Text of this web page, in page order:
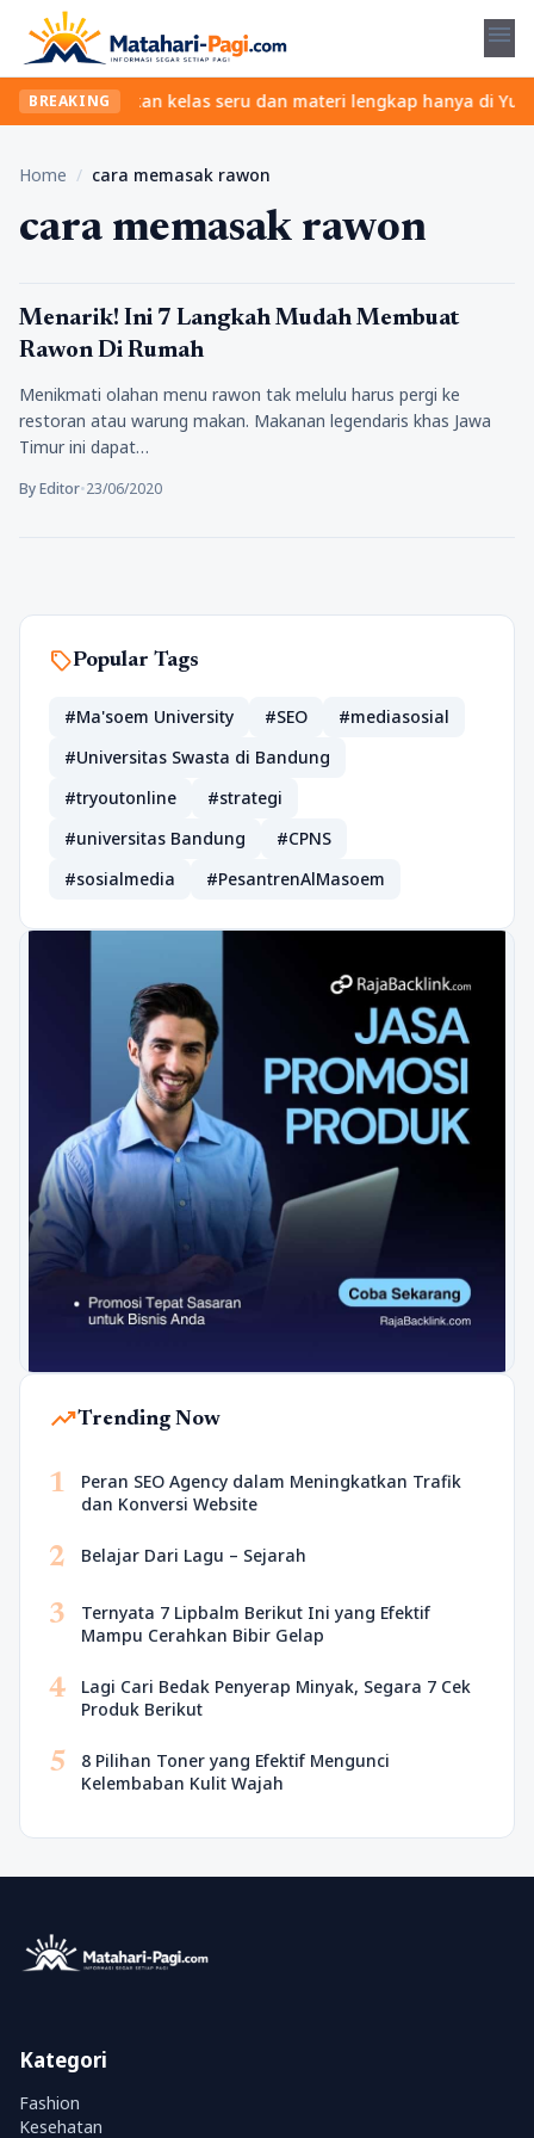
menu
BREAKING
Temukan kelas seru dan materi lengkap hanya di
Home / cara memasak rawon
cara memasak rawon
Kuliner
Menarik! Ini 7 Langkah Mudah Membuat
Rawon Di Rumah
Menikmati olahan menu rawon tak melulu harus pergi ke
restoran atau warung makan. Makanan legendaris khas Jawa
Timur ini dapat…
By Editor•23/06/2020
sellPopular Tags
#Ma'soem University #SEO
#mediasosial
#Universitas Swasta di Bandung
#tryoutonline
#strategi
#universitas Bandung
#CPNS
#sosialmedia
#PesantrenAlMasoem
trending_upTrending Now
1
Peran SEO Agency dalam Meningkatkan Trafik
dan Konversi Website
2 Belajar Dari Lagu – Sejarah
3
Ternyata 7 Lipbalm Berikut Ini yang Efektif
Mampu Cerahkan Bibir Gelap
4
Lagi Cari Bedak Penyerap Minyak, Segara 7 Cek
Produk Berikut
5
8 Pilihan Toner yang Efektif Mengunci
Kelembaban Kulit Wajah
Kategori
Fashion
Kesehatan